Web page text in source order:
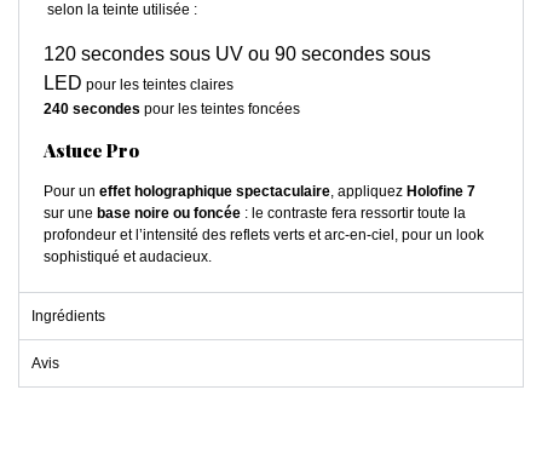
selon la teinte utilisée :
120 secondes sous UV ou 90 secondes sous
LED pour les teintes claires
240 secondes pour les teintes foncées
Astuce Pro
Pour un effet holographique spectaculaire, appliquez Holofine 7
sur une base noire ou foncée : le contraste fera ressortir toute la
profondeur et l’intensité des reflets verts et arc-en-ciel, pour un look
sophistiqué et audacieux.
Ingrédients
Avis